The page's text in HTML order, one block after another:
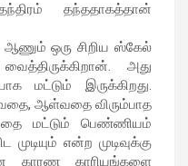
தந்ததாகத்தான்
ஆணும் ஒரு சிறிய ஸ்கேல்
அது
மட்டும் இருக்கிறது.
ஆள்வதை விரும்பாத
மட்டும் பெண்ணியம்
முடியும் என்ற முடிவுக்கு
காரண காரியங்களை